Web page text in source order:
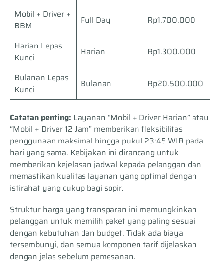
Mobil + Driver +
BBM
Full Day Rp1.700.000
Harian Lepas
Kunci
Harian Rp1.300.000
Bulanan Lepas
Kunci
Bulanan Rp20.500.000
Catatan penting: Layanan “Mobil + Driver Harian” atau
“Mobil + Driver 12 Jam” memberikan fleksibilitas
penggunaan maksimal hingga pukul 23:45 WIB pada
hari yang sama. Kebijakan ini dirancang untuk
memberikan kejelasan jadwal kepada pelanggan dan
memastikan kualitas layanan yang optimal dengan
istirahat yang cukup bagi sopir.
Struktur harga yang transparan ini memungkinkan
pelanggan untuk memilih paket yang paling sesuai
dengan kebutuhan dan budget. Tidak ada biaya
tersembunyi, dan semua komponen tarif dijelaskan
dengan jelas sebelum pemesanan.